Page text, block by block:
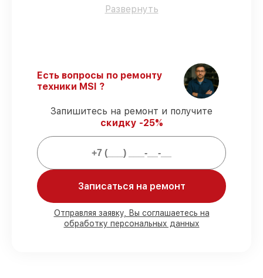
Использование оригинальных
гарантируем завершение работ без
задержек.
обслуживаем материнских плат всегда
со строгим соблюдением гарантийных
обязательств.
Мы гарантируем:
80%работ в присутствии заказчика
90%комплектующих для материнских
плат на складе или доступны для
Развернуть
Есть вопросы по ремонту
техники MSI ?
Запишитесь на ремонт и получите
скидку -25%
Записаться на ремонт
Отправляя заявку, Вы соглашаетесь на
обработку персональных данных